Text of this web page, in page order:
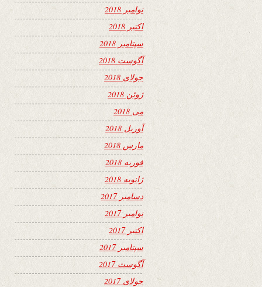
نوامبر 2018
اکتبر 2018
سپتامبر 2018
آگوست 2018
جولای 2018
ژوئن 2018
می 2018
آوریل 2018
مارس 2018
فوریه 2018
ژانویه 2018
دسامبر 2017
نوامبر 2017
اکتبر 2017
سپتامبر 2017
آگوست 2017
جولای 2017